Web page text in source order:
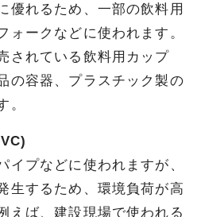
優れるため、一部の飲料用
ォークなどに使われます。
されている飲料用カップ
の容器、プラスチック製の
。
イプなどに使われますが、
生するため、環境負荷が高
えば、建設現場で使われる